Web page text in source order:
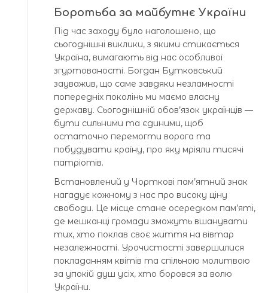
Боротьба за майбутнє України
Під час заходу було наголошено, що
сьогоднішні виклики, з якими стикається
Україна, вимагають від нас особливої
згуртованості. Богдан Бутковський
зауважив, що саме завдяки незламності
попередніх поколінь ми маємо власну
державу. Сьогоднішній обов’язок українців —
бути сильними та єдиними, щоб
остаточно перемогти ворога та
побудувати країну, про яку мріяли тисячі
патріотів.
Встановлений у Чорткові пам’ятний знак
нагадує кожному з нас про високу ціну
свободи. Це місце стане осередком пам’яті,
де мешканці громади зможуть вшанувати
тих, хто поклав своє життя на вівтар
незалежності. Урочистості завершилися
покладанням квітів та спільною молитвою
за упокій душ усіх, хто боровся за волю
України.